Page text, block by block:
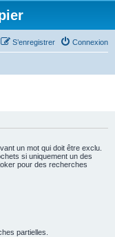
Connexion
S’enregistrer
un mot qui doit être exclu.
si uniquement un des
pour des recherches
partielles.